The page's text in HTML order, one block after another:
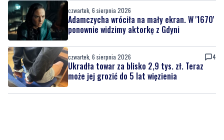
czwartek, 6 sierpnia 2026 4
Ukradła towar za blisko 2,9 tys. zł. Teraz